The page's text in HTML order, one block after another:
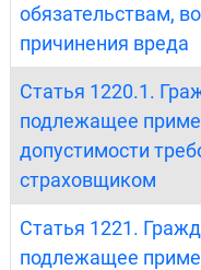
обязательствам,
причинения вреда
Статья 1220.1.
подлежащее
допустимости
страховщиком
Статья 1221.
подлежащее